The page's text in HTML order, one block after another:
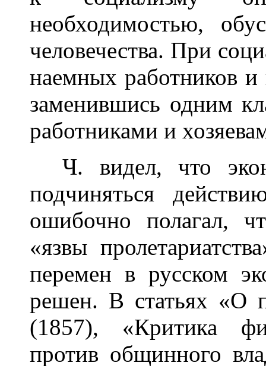
необходимостью,
человечества. При
наемных работников и
заменившись одним
работниками и
Ч. видел, что
подчиняться
ошибочно полагал,
«язвы
перемен в русском
решен. В статьях «О
(1857), «Критика
против общинного